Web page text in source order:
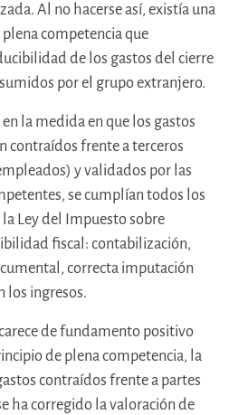
Al no hacerse así, existía una
competencia que
de los gastos del cierre
por el grupo extranjero.
la medida en que los gastos
contraídos frente a terceros
y validados por las
se cumplían todos los
Ley del Impuesto sobre
fiscal: contabilización,
correcta imputación
los ingresos.
de fundamento positivo
de plena competencia, la
contraídos frente a partes
ha corregido la valoración de